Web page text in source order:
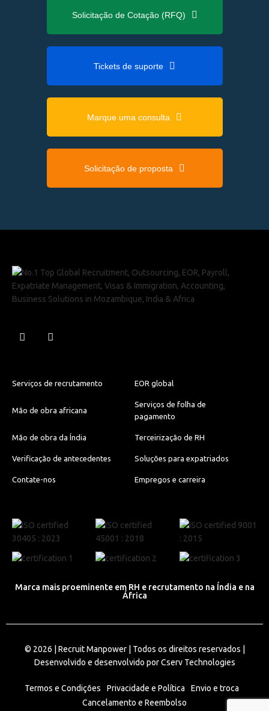
Solicitação de Cotação (RFQ)
Tickets de suporte
Marque uma consulta
Solicitação de proposta
Serviços de recrutamento EOR global
Mão de obra africana
Serviços de folha de
pagamento
Mão de obra da Índia Terceirização de RH
Verificação de antecedentes Soluções para expatriados
Contate-nos Empregos e carreira
Marca mais proeminente em RH e recrutamento na Índia e na
África
© 2026 | Recruit Manpower| Todos os direitos reservados |
Desenvolvido e desenvolvido porCserv Technologies
Termos e Condições Privacidade e Política
Envio e troca
Cancelamento e Reembolso